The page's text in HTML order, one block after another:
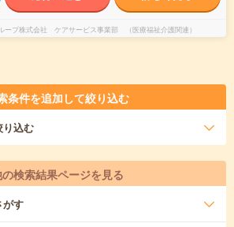
ープ株式会社 ケアサービス事業部 （医療福祉介護関連）
条件を追加して絞り込む
り込む
検索結果ページを見る
がす